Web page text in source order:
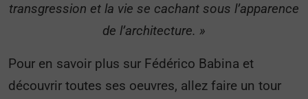
transgression et la vie se cachant sous l’apparence
de l’architecture. »
Pour en savoir plus sur Fédérico Babina et
découvrir toutes ses oeuvres, allez faire un tour